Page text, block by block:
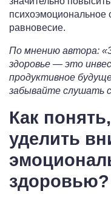
психоэмоциональное
равновесие.
По мнению автора:
здоровье — это
продуктивное
забывайте слушать
Как
уделить
здоровью?